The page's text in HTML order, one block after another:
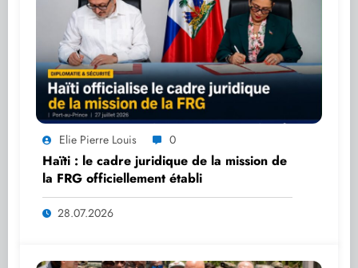
Elie Pierre Louis 0
Haïti : le cadre juridique de la mission de
la FRG officiellement établi
28.07.2026